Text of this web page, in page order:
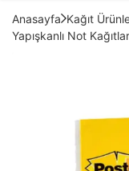
Anasayfa Kağıt
Yapışkanlı Not